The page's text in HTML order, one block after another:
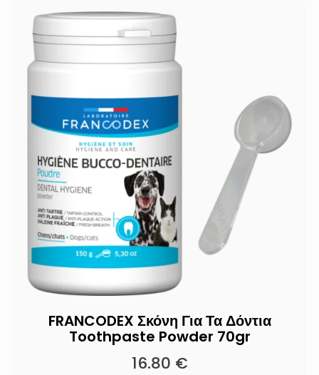
FRANCODEX Σκόνη Για Τα Δόντια
Toothpaste Powder 70gr
16.80 €